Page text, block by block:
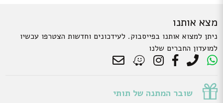
מצא אותנו
ניתן למצוא אותנו בפייסבוק. לעידכונים וחדשות הצטרפו עכשיו
למועדון החברים שלנו
שובר המתנה של תותי